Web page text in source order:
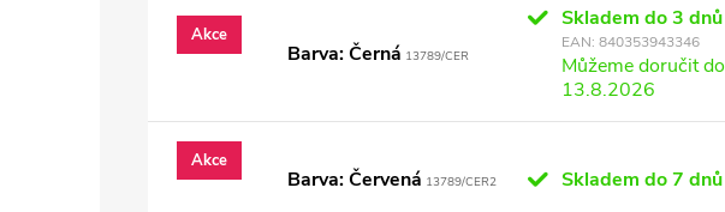
Akce
Barva: Černá 13789/CER
Skladem do 3 dnů
EAN: 840353943346
Můžeme doručit do
13.8.2026
Akce
Barva: Červená 13789/CER2 Skladem do 7 dnů